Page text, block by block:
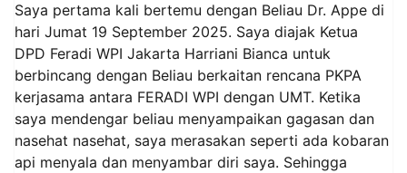
Saya pertama kali bertemu dengan Beliau Dr. Appe di
hari Jumat 19 September 2025. Saya diajak Ketua
DPD Feradi WPI Jakarta Harriani Bianca untuk
berbincang dengan Beliau berkaitan rencana PKPA
kerjasama antara FERADI WPI dengan UMT. Ketika
saya mendengar beliau menyampaikan gagasan dan
nasehat nasehat, saya merasakan seperti ada kobaran
api menyala dan menyambar diri saya. Sehingga